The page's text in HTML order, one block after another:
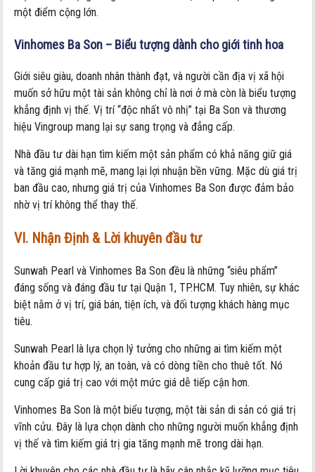
một điểm cộng lớn.
Vinhomes Ba Son – Biểu tượng dành cho giới tinh hoa
Giới siêu giàu, doanh nhân thành đạt, và người cần địa vị xã hội
muốn sở hữu một tài sản không chỉ là nơi ở mà còn là biểu tượng
khẳng định vị thế. Vị trí “độc nhất vô nhị” tại Ba Son và thương
hiệu Vingroup mang lại sự sang trọng và đẳng cấp.
Nhà đầu tư dài hạn tìm kiếm một sản phẩm có khả năng giữ giá
và tăng giá mạnh mẽ, mang lại lợi nhuận bền vững. Mặc dù giá trị
ban đầu cao, nhưng giá trị của Vinhomes Ba Son được đảm bảo
nhờ vị trí không thể thay thế.
VI. Nhận Định & Lời khuyên đầu tư
Sunwah Pearl và Vinhomes Ba Son đều là những “siêu phẩm”
đáng sống và đáng đầu tư tại Quận 1, TP.HCM. Tuy nhiên, sự khác
biệt nằm ở vị trí, giá bán, tiện ích, và đối tượng khách hàng mục
tiêu.
Sunwah Pearl là lựa chọn lý tưởng cho những ai tìm kiếm một
khoản đầu tư hợp lý, an toàn, và có dòng tiền cho thuê tốt. Nó
cung cấp giá trị cao với một mức giá dễ tiếp cận hơn.
Vinhomes Ba Son là một biểu tượng, một tài sản di sản có giá trị
vĩnh cửu. Đây là lựa chọn dành cho những người muốn khẳng định
vị thế và tìm kiếm giá trị gia tăng mạnh mẽ trong dài hạn.